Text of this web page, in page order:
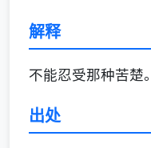
解释
不能忍受那种苦楚。
出处